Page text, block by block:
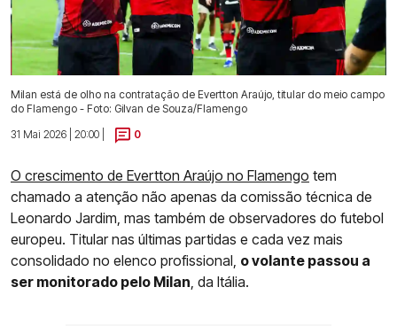
Milan está de olho na contratação de Evertton Araújo, titular do meio campo
do Flamengo - Foto: Gilvan de Souza/Flamengo
31 Mai 2026 | 20:00 |
0
O crescimento de Evertton Araújo no Flamengo tem
chamado a atenção não apenas da comissão técnica de
Leonardo Jardim, mas também de observadores do futebol
europeu. Titular nas últimas partidas e cada vez mais
consolidado no elenco profissional, o volante passou a
ser monitorado pelo Milan , da Itália.